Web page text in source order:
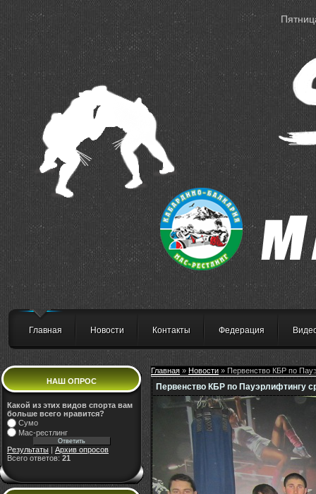
Главная Новости Контакты Федерация
НАШ ОПРОС
Какой из этих видов спорта вам
больше всего нравится?
Сумо
Мас-рестлинг
Результаты
Архив опросов
Всего ответов: 21
Главная » Новости » Первенство КБР по
Первенство КБР по Пауэрлифтингу